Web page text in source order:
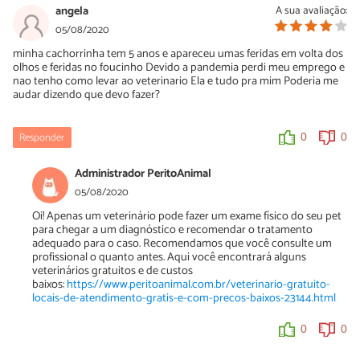
A sua avaliação:
angela
05/08/2020
minha cachorrinha tem 5 anos e apareceu umas feridas em volta dos
olhos e feridas no foucinho Devido a pandemia perdi meu emprego e
nao tenho como levar ao veterinario Ela e tudo pra mim Poderia me
audar dizendo que devo fazer?
Responder 0 0
Administrador PeritoAnimal
05/08/2020
Oi! Apenas um veterinário pode fazer um exame físico do seu pet
para chegar a um diagnóstico e recomendar o tratamento
adequado para o caso. Recomendamos que você consulte um
profissional o quanto antes. Aqui você encontrará alguns
veterinários gratuitos e de custos
baixos:https://www.peritoanimal.com.br/veterinario-gratuito-
locais-de-atendimento-gratis-e-com-precos-baixos-23144.html
0 0